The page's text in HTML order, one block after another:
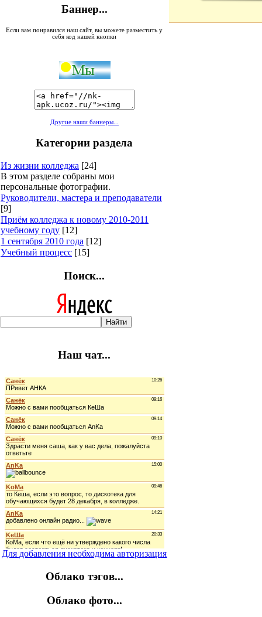
Баннер...
Если вам понравился наш сайт, вы можете разместить у
себя код нашей кнопки
Другие наши баннеры...
Категории раздела
Из жизни колледжа [24]
В этом разделе собраны мои
персональные фотографии.
Руководители, мастера и преподаватели
[9]
Приём колледжа к новому 2010-2011
учебному году [12]
1 сентября 2010 года [12]
Учебный процесс [15]
Поиск...
Наш чат...
Для добавления необходима авторизация
Облако тэгов...
Облако фото...